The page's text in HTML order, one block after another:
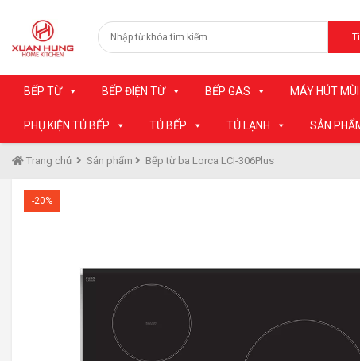
BẾP TỪ BẾP ĐIỆN TỪ BẾP GAS MÁY HÚT MÙI
PHỤ KIỆN TỦ BẾP TỦ BẾP TỦ LẠNH SẢN
Trang chủ Sản phẩm Bếp từ ba Lorca LCI-306Plus
-20%